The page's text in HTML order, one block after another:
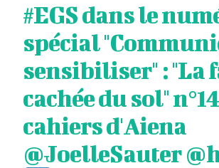
#EGSdans le
spécial
sensibiliser" : "La
cachée du sol"
cahiers d'Aiena
@JoelleSauter